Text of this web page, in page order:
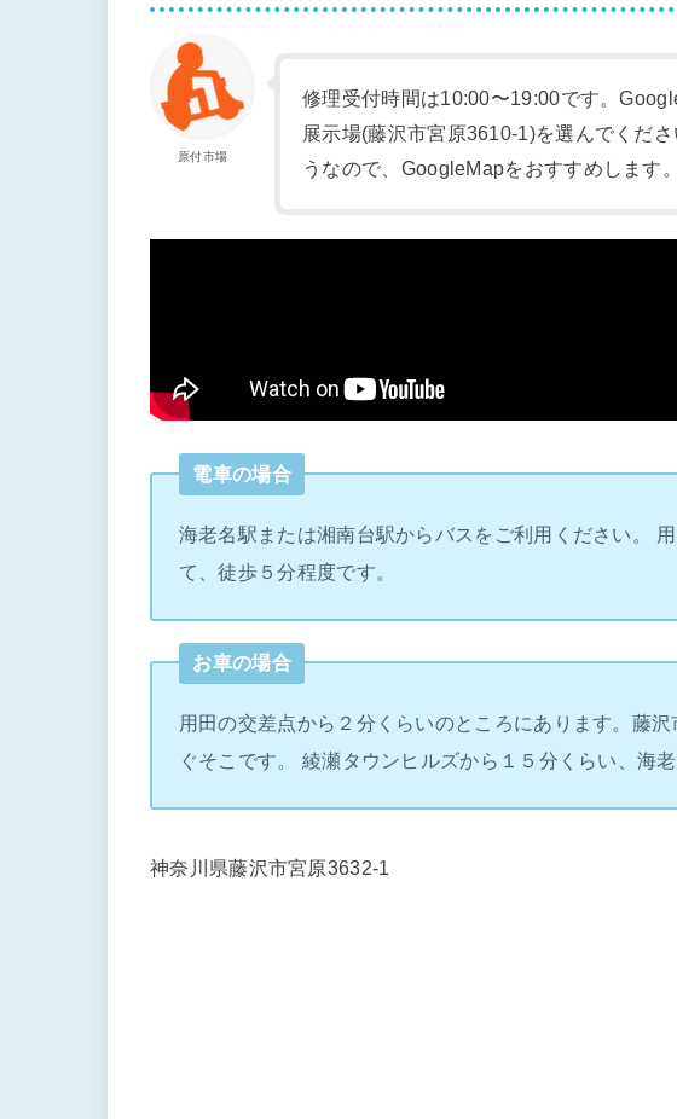
原付市場
修理受付時間は10:00〜19:00です。
展示場(藤沢市宮原3610-1)を選んでくだ
うなので、GoogleMapをおすすめします。
電車の場合
海老名駅または湘南台駅からバスをご利用ください。
て、徒歩５分程度です。
お車の場合
用田の交差点から２分くらいのところにあります。藤
ぐそこです。 綾瀬タウンヒルズから１５分くらい、海
神奈川県藤沢市宮原3632-1